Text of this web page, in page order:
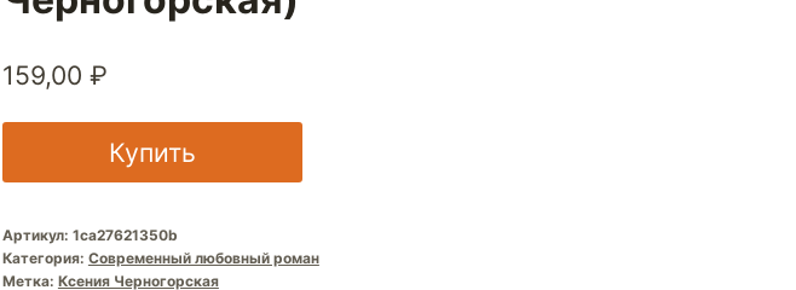
159,00 ₽
Купить
Артикул: 1ca27621350b
Категория: Современный любовный роман
Метка: Ксения Черногорская